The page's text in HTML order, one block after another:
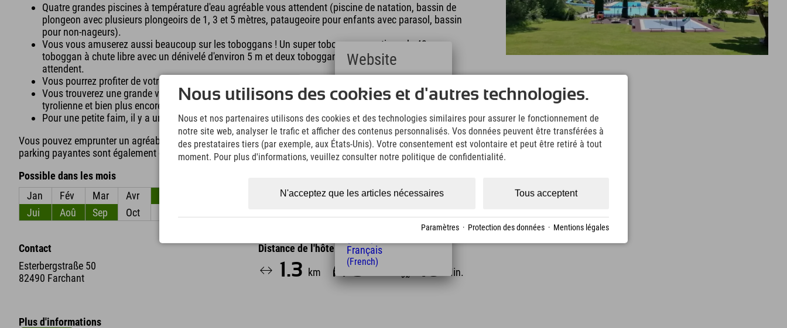
Quatre grandes piscines à température d'eau agréable vous attendent (piscine de natation, bassin de
plongeon avec plusieurs plongeoirs de 1, 3 et 5 mètres, pataugeoire pour enfants avec parasol, bassin
pour non-nageurs).
Vous vous amuserez aussi beaucoup sur les toboggans ! Un super toboggan aquatique de 43 m, un
toboggan à chute libre avec un dénivelé d'environ 5 m et deux toboggans pour les tout-petits vous
attendent.
Vous pourrez profiter de votre journée sur la grande pelouse de 20 000 m², idéale pour bronzer.
Vous trouverez une grande variété d'activités sur l'aire de jeux : table de ping-pong, terrain de streetball,
tyrolienne et bien plus encore !
Pour une petite faim, il y a un kiosque : gâteaux maison, glaces, frites, grillades et plats du jour. Miam !
Vous pouvez emprunter un agréable sentier piétonnier pendant une quinzaine de minutes. Des places de
parking payantes sont également disponibles juste en face de la piscine extérieure.
Possible dans les mois
Jan
Fév Mar Avr
Jui
Aoû Sep Oct
Contact
Esterbergstraße 50
82490 Farchant
Distance de l'hôtel
1.3 km 3 Min.
Plus d'informations
Nous utilisons des cookies et d'autres technologies.
Nous et nos partenaires utilisons des cookies et des technologies similaires pour assurer le fonctionnement de
notre site web, analyser le trafic et afficher des contenus personnalisés. Vos données peuvent être transférées à
des prestataires tiers (par exemple, aux États-Unis). Votre consentement est volontaire et peut être retiré à tout
moment. Pour plus d'informations, veuillez consulter notre politique de confidentialité.
Tous acceptent
N'acceptez que les articles nécessaires
Paramètres · Protection des données · Mentions légales
Website
Deutsch
(German)
(English)
Italiano
(Italian)
Čeština
(Polish)
(Hungarian)
Français
(French)